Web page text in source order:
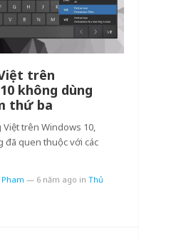
trên
không dùng
thứ ba
trên Windows 10,
đã quen thuộc với các
Pham — 6 năm ago in Thủ